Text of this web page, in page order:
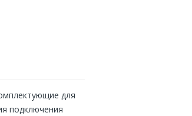
для
подключения